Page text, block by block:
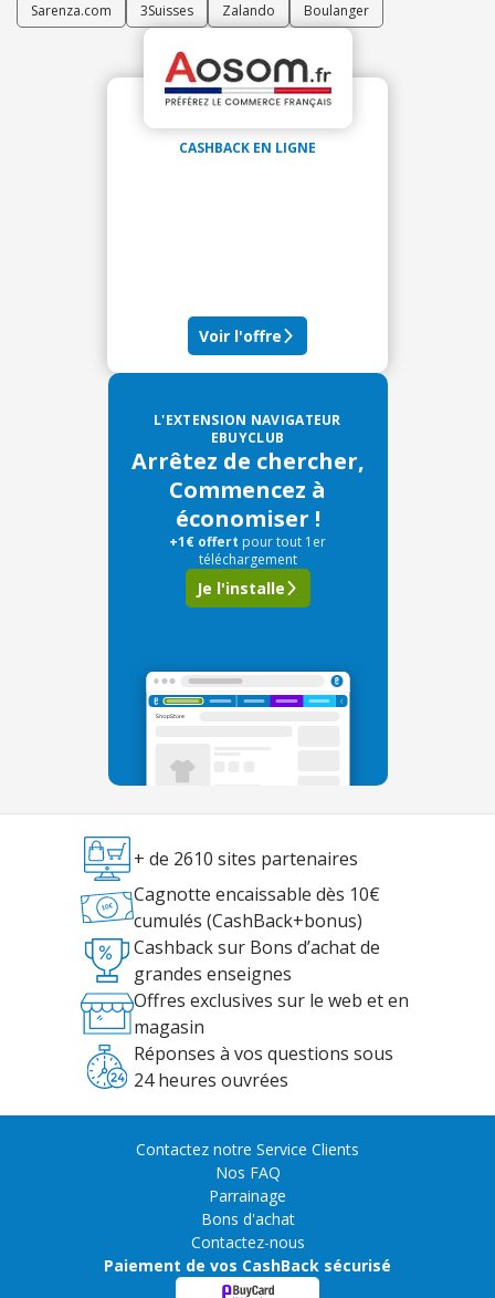
Sarenza.com
3Suisses Zalando Boulanger
CASHBACK EN LIGNE
Voir l'offre
L'EXTENSION NAVIGATEUR
EBUYCLUB
Arrêtez de chercher,
Commencez à
économiser !
+1€ offert pour tout 1er
téléchargement
Je l'installe
+ de 2610 sites partenaires
Cagnotte encaissable dès 10€
cumulés (CashBack+bonus)
Cashback sur Bons d’achat de
grandes enseignes
Offres exclusives sur le web et en
magasin
Réponses à vos questions sous
24 heures ouvrées
Contactez notre Service Clients
Nos FAQ
Parrainage
Bons d'achat
Contactez-nous
Paiement de vos CashBack sécurisé